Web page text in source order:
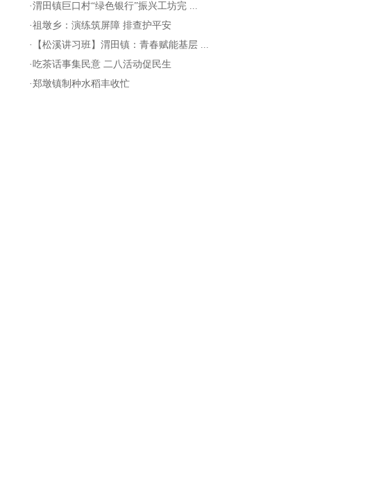
·渭田镇巨口村“绿色银行”振兴工坊完 ...
·祖墩乡：演练筑屏障 排查护平安
· 【松溪讲习班】渭田镇：青春赋能基层 ...
·吃茶话事集民意 二八活动促民生
·郑墩镇制种水稻丰收忙